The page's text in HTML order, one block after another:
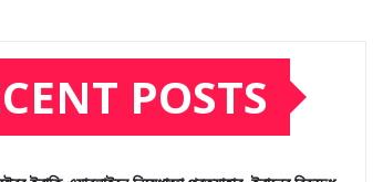
POSTS